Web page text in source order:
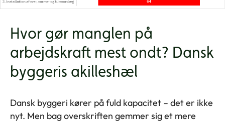
Hvor gør manglen på
arbejdskraft mest ondt? Dansk
byggeris akilleshæl
Dansk byggeri kører på fuld kapacitet – det er ikke
nyt. Men bag overskriften gemmer sig et mere